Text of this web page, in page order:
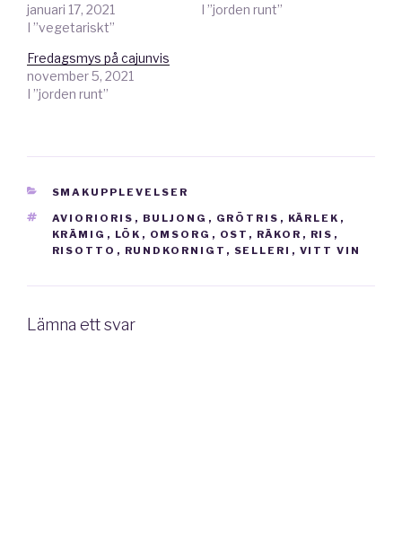
januari 17, 2021
I ”vegetariskt”
I ”jorden runt”
Fredagsmys på cajunvis
november 5, 2021
I ”jorden runt”
KATEGORIER
SMAKUPPLEVELSER
TAGGAR
AVIORIORIS , BULJONG , GRÖTRIS , KÄRLEK ,
KRÄMIG , LÖK , OMSORG , OST , RÄKOR , RIS ,
RISOTTO , RUNDKORNIGT , SELLERI , VITT VIN
Lämna ett svar